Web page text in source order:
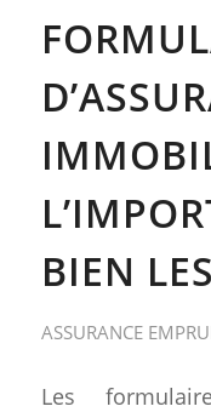
BIEN
ASSURANCE
Les